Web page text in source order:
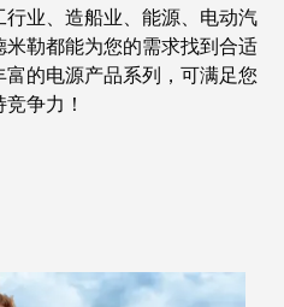
业、造船业、能源、电动汽
勒都能为您的需求找到合适
的电源产品系列，可满足您
争力！